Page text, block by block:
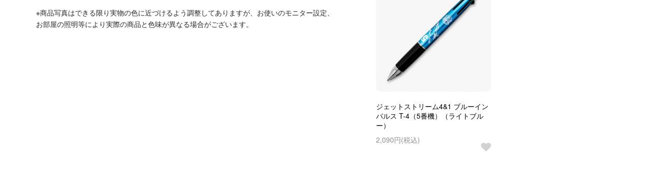
※商品写真はできる限り実物の色に近づけるよう調整してありますが、お使いのモニター設定、
お部屋の照明等により実際の商品と色味が異なる場合がございます。
ジェットストリーム4&1 ブルーイン
パルス T-4（5番機）（ライトブル
ー）
2,090円(税込)